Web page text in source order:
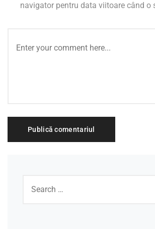
navigator pentru data viitoare când o